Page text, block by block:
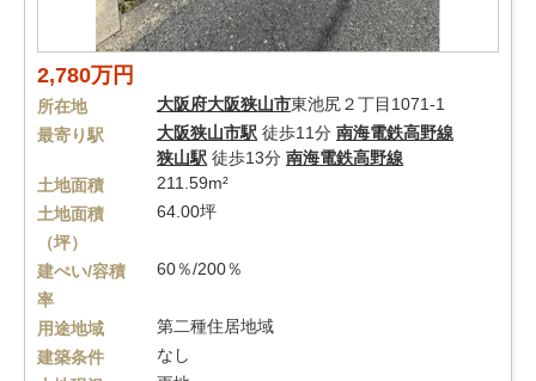
2,780万円
所在地 大阪府大阪狭山市東池尻２丁目1071-1
最寄り駅
大阪狭山市駅 徒歩11分 南海電鉄高野線
狭山駅 徒歩13分 南海電鉄高野線
土地面積
211.59m²
土地面積
（坪）
64.00坪
建ぺい/容積
率
60％/200％
用途地域
第二種住居地域
建築条件
なし